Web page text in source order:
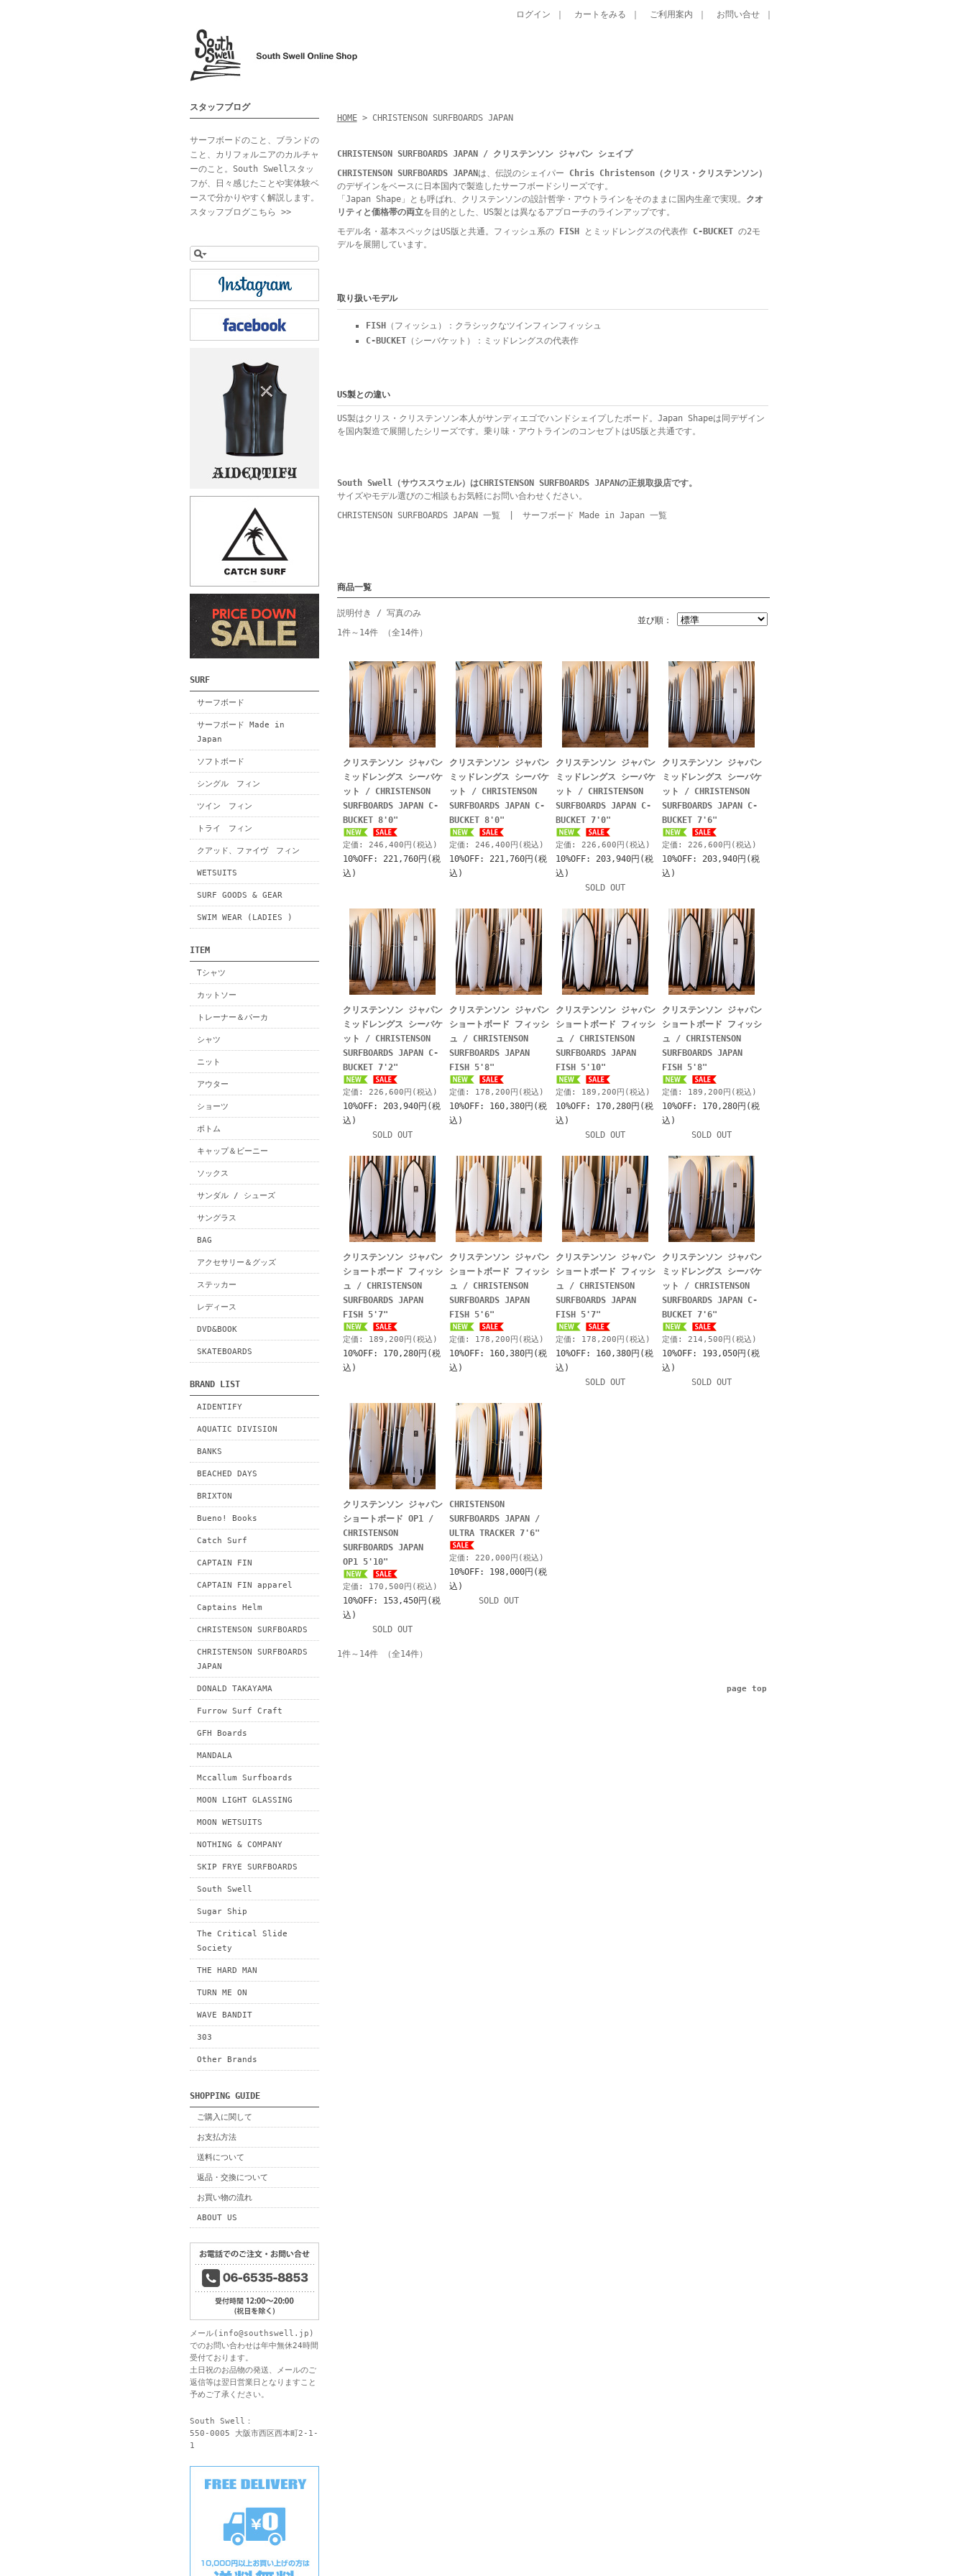
ログイン カートをみる ご利用案内 お問い合せ｜
スタッフブログ
サーフボードのこと、ブランドの
こと、カリフォルニアのカルチャ
ーのこと。South Swellスタッ
フが、日々感じたことや実体験ベ
ースで分かりやすく解説します。
スタッフブログこちら >>
SURF
サーフボード
サーフボード Made in
Japan
ソフトボード
シングル フィン
ツイン フィン
トライ フィン
クアッド、ファイヴ フィン
WETSUITS
SURF GOODS & GEAR
SWIM WEAR (LADIES )
ITEM
Tシャツ
カットソー
トレーナー＆パーカ
シャツ
ニット
アウター
ショーツ
ボトム
キャップ＆ビーニー
ソックス
サンダル / シューズ
サングラス
BAG
アクセサリー＆グッズ
ステッカー
レディース
DVD&BOOK
SKATEBOARDS
BRAND LIST
AIDENTIFY
AQUATIC DIVISION
BANKS
BEACHED DAYS
BRIXTON
Bueno! Books
Catch Surf
CAPTAIN FIN
CAPTAIN FIN apparel
Captains Helm
CHRISTENSON SURFBOARDS
CHRISTENSON SURFBOARDS
JAPAN
DONALD TAKAYAMA
Furrow Surf Craft
GFH Boards
MANDALA
Mccallum Surfboards
MOON LIGHT GLASSING
MOON WETSUITS
NOTHING & COMPANY
SKIP FRYE SURFBOARDS
South Swell
Sugar Ship
The Critical Slide
Society
THE HARD MAN
TURN ME ON
WAVE BANDIT
303
Other Brands
SHOPPING GUIDE
ご購入に関して
お支払方法
送料について
返品・交換について
お買い物の流れ
ABOUT US
メール( info@southswell.jp )
でのお問い合わせは年中無休24時間
受付ております。
土日祝のお品物の発送、メールのご
返信等は翌日営業日となりますこと
予めご了承ください。
South Swell：
550-0005 大阪市西区西本町2-1-
1
HOME> CHRISTENSON SURFBOARDS JAPAN
CHRISTENSON SURFBOARDS JAPAN / クリステンソン ジャパン シェイプ
CHRISTENSON SURFBOARDS JAPAN は、伝説のシェイパー
Chris Christenson（クリス・クリステンソン）
のデザインをベースに日本国内で製造したサーフボードシリーズです。
「Japan Shape」とも呼ばれ、クリステンソンの設計哲学・アウトラインをそのままに国内生産で実現。
クオ
リティと価格帯の両立を目的とした、US製とは異なるアプローチのラインアップです。
モデル名・基本スペックはUS版と共通。フィッシュ系の
FISH とミッドレングスの代表作 C-BUCKETの2モ
デルを展開しています。
取り扱いモデル
FISH
（フィッシュ）：クラシックなツインフィンフィッシュ
C-BUCKET（シーバケット）：ミッドレングスの代表作
US製との違い
US製はクリス・クリステンソン本人がサンディエゴでハンドシェイプしたボード。Japan Shapeは同デザイン
を国内製造で展開したシリーズです。乗り味・アウトラインのコンセプトはUS版と共通です。
South Swell（サウススウェル）はCHRISTENSON SURFBOARDS JAPANの正規取扱店です。
サイズやモデル選びのご相談もお気軽にお問い合わせください。
CHRISTENSON SURFBOARDS JAPAN 一覧| サーフボード Made in Japan 一覧
商品一覧
並び順：
説明付き
/ 写真のみ
1件～14件 （全14件）
クリステンソン ジャパン
ミッドレングス シーバケ
ット / CHRISTENSON
SURFBOARDS JAPAN C-
BUCKET 8'0"
定価: 246,400円(税込)
10%OFF: 221,760円(税
込)
クリステンソン ジャパン
ミッドレングス シーバケ
ット / CHRISTENSON
SURFBOARDS JAPAN C-
BUCKET 8'0"
定価: 246,400円(税込)
10%OFF: 221,760円(税
込)
クリステンソン ジャパン
ミッドレングス シーバケ
ット / CHRISTENSON
SURFBOARDS JAPAN C-
BUCKET 7'0"
定価: 226,600円(税込)
10%OFF: 203,940円(税
込)
SOLD OUT
クリステンソン ジャパン
ミッドレングス シーバケ
ット / CHRISTENSON
SURFBOARDS JAPAN C-
BUCKET 7'6"
定価: 226,600円(税込)
10%OFF: 203,940円(税
込)
クリステンソン ジャパン
ミッドレングス シーバケ
ット / CHRISTENSON
SURFBOARDS JAPAN C-
BUCKET 7'2"
定価: 226,600円(税込)
10%OFF: 203,940円(税
込)
SOLD OUT
クリステンソン ジャパン
ショートボード フィッシ
ュ / CHRISTENSON
SURFBOARDS JAPAN
FISH 5'8"
定価: 178,200円(税込)
10%OFF: 160,380円(税
込)
クリステンソン ジャパン
ショートボード フィッシ
ュ / CHRISTENSON
SURFBOARDS JAPAN
FISH 5'10"
定価: 189,200円(税込)
10%OFF: 170,280円(税
込)
SOLD OUT
クリステンソン ジャパン
ショートボード フィッシ
ュ / CHRISTENSON
SURFBOARDS JAPAN
FISH 5'8"
定価: 189,200円(税込)
10%OFF: 170,280円(税
込)
SOLD OUT
クリステンソン ジャパン
ショートボード フィッシ
ュ / CHRISTENSON
SURFBOARDS JAPAN
FISH 5'7"
定価: 189,200円(税込)
10%OFF: 170,280円(税
込)
クリステンソン ジャパン
ショートボード フィッシ
ュ / CHRISTENSON
SURFBOARDS JAPAN
FISH 5'6"
定価: 178,200円(税込)
10%OFF: 160,380円(税
込)
クリステンソン ジャパン
ショートボード フィッシ
ュ / CHRISTENSON
SURFBOARDS JAPAN
FISH 5'7"
定価: 178,200円(税込)
10%OFF: 160,380円(税
込)
SOLD OUT
クリステンソン ジャパン
ミッドレングス シーバケ
ット / CHRISTENSON
SURFBOARDS JAPAN C-
BUCKET 7'6"
定価: 214,500円(税込)
10%OFF: 193,050円(税
込)
SOLD OUT
クリステンソン ジャパン
ショートボード OP1 /
CHRISTENSON
SURFBOARDS JAPAN
OP1 5'10"
定価: 170,500円(税込)
10%OFF: 153,450円(税
込)
SOLD OUT
CHRISTENSON
SURFBOARDS JAPAN /
ULTRA TRACKER 7'6"
定価: 220,000円(税込)
10%OFF: 198,000円(税
込)
SOLD OUT
1件～14件 （全14件）
page top